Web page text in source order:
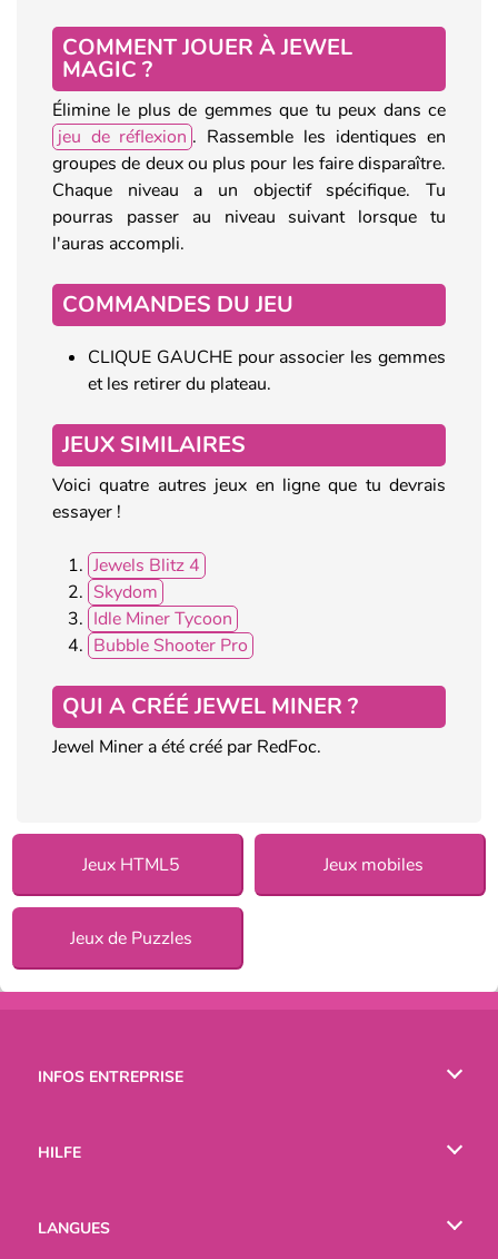
COMMENT JOUER À JEWEL
MAGIC ?
Élimine le plus de gemmes que tu peux dans ce
jeu de réflexion . Rassemble les identiques en
groupes de deux ou plus pour les faire disparaître.
Chaque niveau a un objectif spécifique. Tu
pourras passer au niveau suivant lorsque tu
l'auras accompli.
COMMANDES DU JEU
CLIQUE GAUCHE pour associer les gemmes
et les retirer du plateau.
JEUX SIMILAIRES
Voici quatre autres jeux en ligne que tu devrais
essayer !
Jewels Blitz 4
Skydom
Idle Miner Tycoon
Bubble Shooter Pro
QUI A CRÉÉ JEWEL MINER ?
Jewel Miner a été créé par RedFoc.
Jeux HTML5 Jeux mobiles
Jeux de Puzzles
INFOS ENTREPRISE
HILFE
LANGUES